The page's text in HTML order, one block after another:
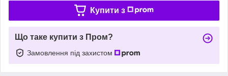
Купити з
Що таке купити з Пром?
Замовлення під захистом